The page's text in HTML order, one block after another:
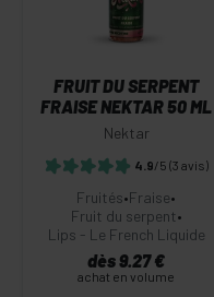
FRUIT DU SERPENT
FRAISE NEKTAR 50 ML
Nektar
4.9/5 (3 avis)
Fruités•Fraise•
Fruit du serpent•
Lips - Le French Liquide
dès 9.27 €
achat en volume